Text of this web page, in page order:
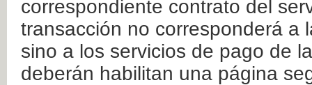
correspondiente contrato del
transacción no corresponderá a
sino a los servicios de pago de
deberán habilitan una página